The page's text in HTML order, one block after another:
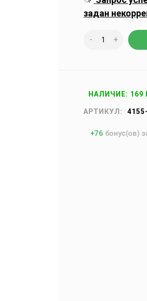
задан
- +
НАЛИЧИЕ: 169
АРТИКУЛ:
+76 бонус(ов)